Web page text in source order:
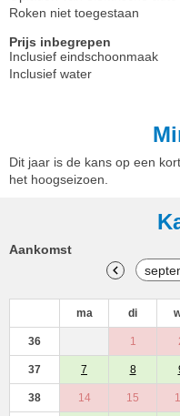
Roken niet toegestaan
Prijs inbegrepen
Inclusief eindschoonmaak
Inclusief water
Dit jaar is de kans op een
het hoogseizoen.
Aankomst
ma di
36 1
37 7 8
38 14 15